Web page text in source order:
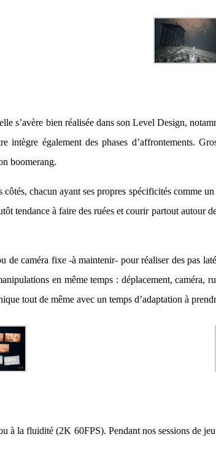
s’avère bien réalisée dans son Level Design,
également des phases d’affrontements.
boomerang.
chacun ayant ses propres spécificités comme
tendance à faire des ruées et courir partout autour
caméra fixe -à maintenir- pour réaliser des pas
en même temps : déplacement,
tout de même avec un temps d’adaptation à
la fluidité (2K 60FPS). Pendant nos sessions de